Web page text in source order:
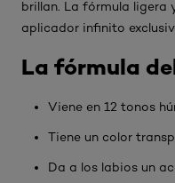
brillan. La fórmula ligera
aplicador infinito
La fórmula
Viene en 12 tonos
Tiene un color
Da a los labios un